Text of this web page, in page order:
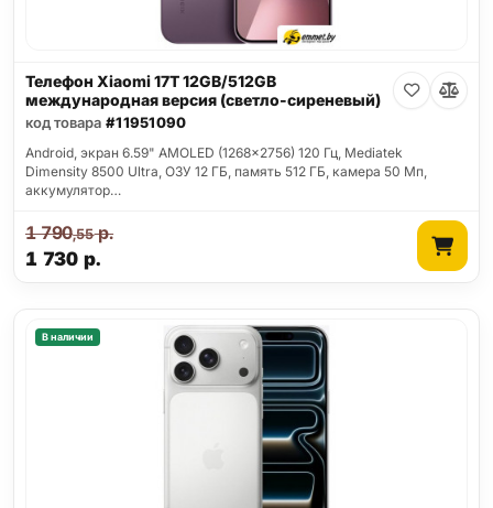
Телефон Xiaomi 17T 12GB/512GB
международная версия (светло-сиреневый)
код товара #11951090
Android, экран 6.59" AMOLED (1268x2756) 120 Гц, Mediatek
Dimensity 8500 Ultra, ОЗУ 12 ГБ, память 512 ГБ, камера 50 Мп,
аккумулятор…
1 730 р.
1 790,55р.
В наличии